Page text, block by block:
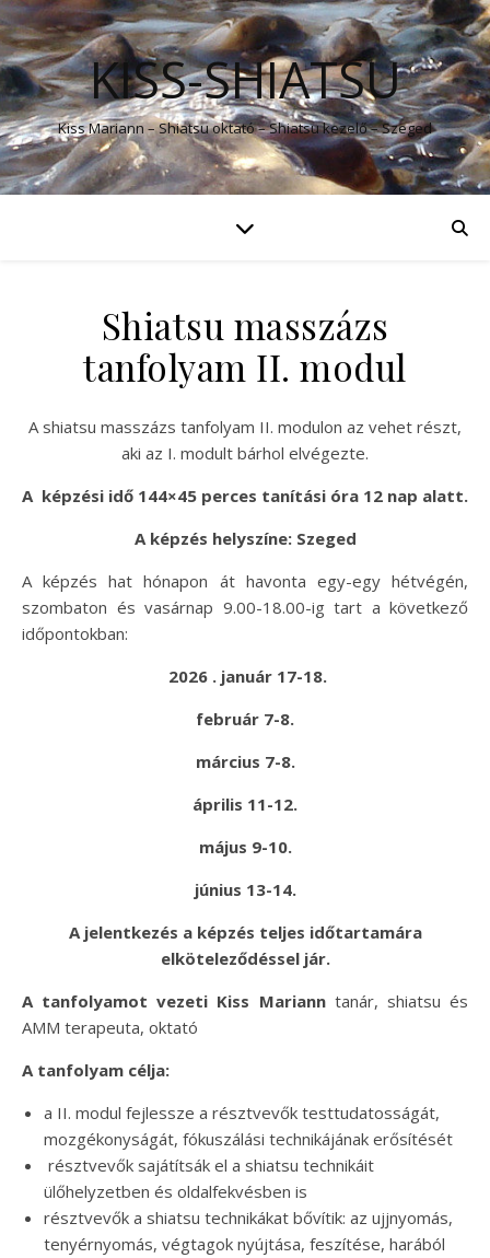
KISS-SHIATSU
Kiss Mariann – Shiatsu oktató – Shiatsu kezelő – Szeged
Shiatsu masszázs
tanfolyam II. modul
A shiatsu masszázs tanfolyam II. modulon az vehet részt,
aki az I. modult bárhol elvégezte.
A képzési idő 144×45 perces tanítási óra 12 nap alatt.
A képzés helyszíne: Szeged
A képzés hat hónapon át havonta egy-egy hétvégén,
szombaton és vasárnap 9.00-18.00-ig tart a következő
időpontokban:
2026 . január 17-18.
február 7-8.
március 7-8.
április 11-12.
május 9-10.
június 13-14.
A jelentkezés a képzés teljes időtartamára
elköteleződéssel jár.
A tanfolyamot vezeti Kiss Marianntanár, shiatsu és
AMM terapeuta, oktató
A tanfolyam célja:
a II. modul fejlessze a résztvevők testtudatosságát,
mozgékonyságát, fókuszálási technikájának erősítését
résztvevők sajátítsák el a shiatsu technikáit
ülőhelyzetben és oldalfekvésben is
résztvevők a shiatsu technikákat bővítik: az ujjnyomás,
tenyérnyomás, végtagok nyújtása, feszítése, harából